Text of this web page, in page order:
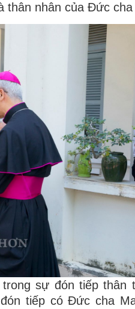
thân nhân của Đức
sự đón tiếp thân
tiếp có Đức cha